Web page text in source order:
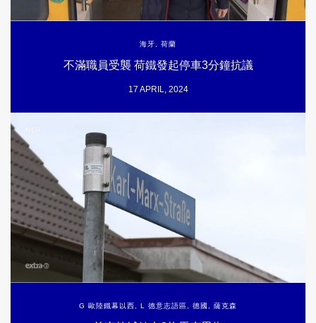
海牙 荷蘭
不滿職員受襲 荷鐵發起停車3分鐘抗議
17 APRIL, 2024
G 歐陸鐵幕以西 L 德意志語區 德國 薩克森